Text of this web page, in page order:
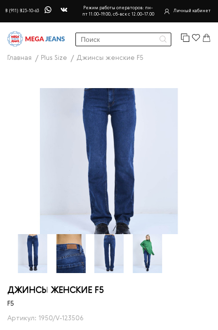
8 (911) 823-10-63
Режим работы операторов: пн-
пт 11.00-19.00, сб-вск с 12.00-17.00
Личный кабинет
Главная Plus Size Джинсы женские F5
ДЖИНСЫ ЖЕНСКИЕ F5
F5
Артикул: 1950/V-123506